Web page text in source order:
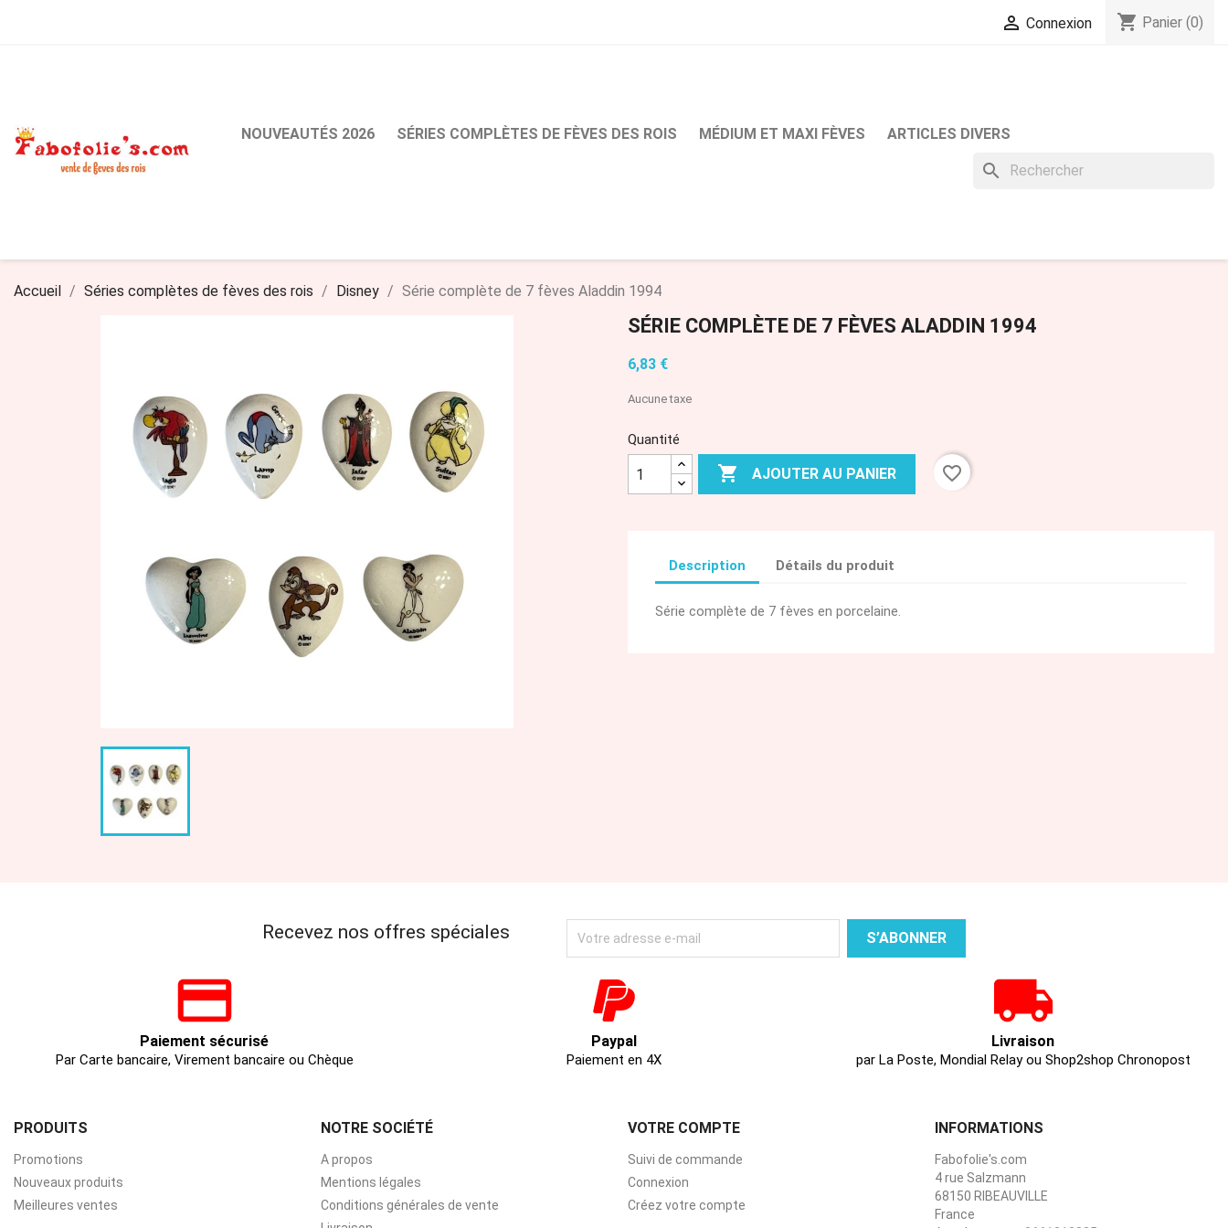
 Connexion shopping_cart Panier (0)
NOUVEAUTÉS 2026 SÉRIES COMPLÈTES DE FÈVES DES ROIS MÉDIUM ET MAXI FÈVES ARTICLES DIVERS
search
Accueil Séries complètes de fèves des rois Disney Série complète de 7 fèves Aladdin 1994
SÉRIE COMPLÈTE DE 7 FÈVES ALADDIN 1994
6,83 €
Aucune taxe
Quantité
 AJOUTER AU PANIER favorite_border
Description Détails du produit
Série complète de 7 fèves en porcelaine.
Recevez nos offres spéciales
Paiement sécurisé
Par Carte bancaire, Virement bancaire ou Chèque
Paypal
Paiement en 4X
Livraison
par La Poste, Mondial Relay ou Shop2shop Chronopost
PRODUITS
Promotions
Nouveaux produits
Meilleures ventes
NOTRE SOCIÉTÉ
A propos
Mentions légales
Conditions générales de vente
VOTRE COMPTE
Suivi de commande
Connexion
Créez votre compte
INFORMATIONS
Fabofolie's.com
4 rue Salzmann
68150 RIBEAUVILLE
France